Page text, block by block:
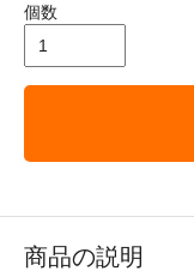
個数
商品の説明